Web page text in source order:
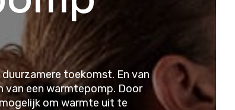
duurzamere toekomst. En van
van een warmtepomp. Door
om warmte uit te